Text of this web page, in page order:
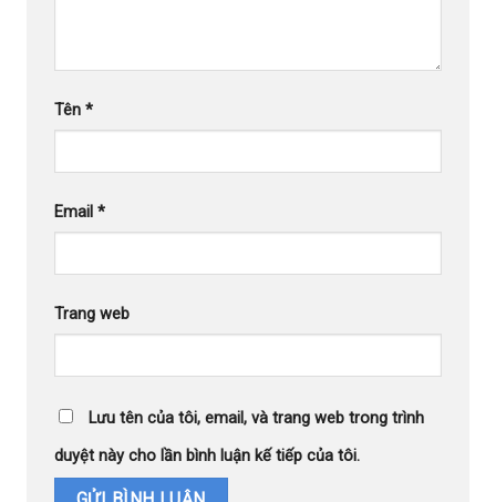
Tên *
Email *
Trang web
Lưu tên của tôi, email, và trang web trong trình
duyệt này cho lần bình luận kế tiếp của tôi.